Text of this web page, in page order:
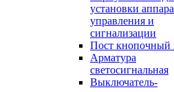
установки
управления и
сигнализации
Пост кнопочный
Арматура
светосигнальная
Выключатель-